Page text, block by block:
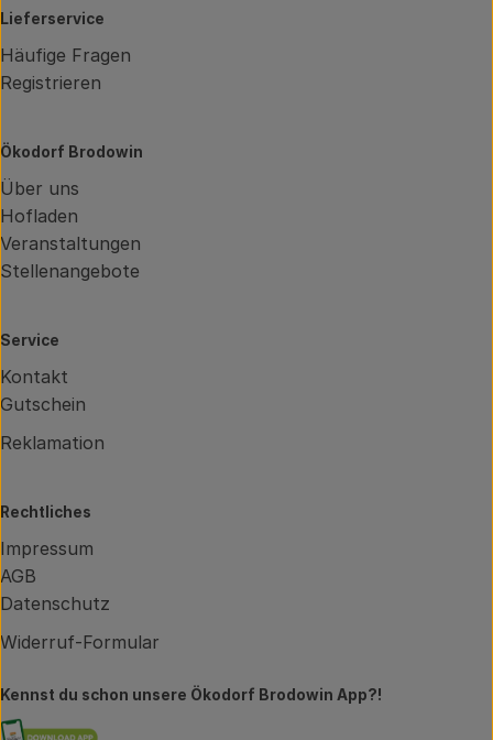
Lieferservice
Häufige Fragen
Registrieren
Ökodorf Brodowin
Über uns
Hofladen
Veranstaltungen
Stellenangebote
Service
Kontakt
Gutschein
Reklamation
Rechtliches
Impressum
AGB
Datenschutz
Widerruf-Formular
Kennst du schon unsere Ökodorf Brodowin App?!
Externer Link zu https://brodowin.de/